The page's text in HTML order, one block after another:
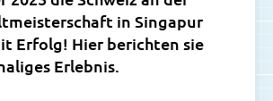
in Singapur
Erfolg! Hier berichten sie
Erlebnis.